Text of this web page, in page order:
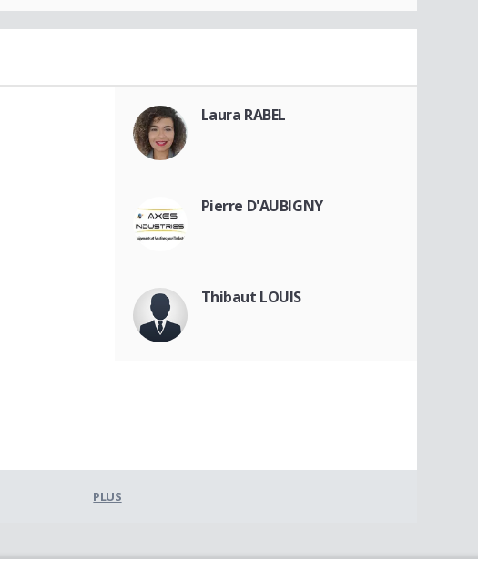
Laura RABEL
Pierre D'AUBIGNY
Thibaut LOUIS
PLUS